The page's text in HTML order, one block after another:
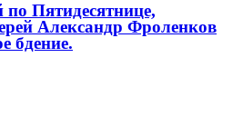
Пятидесятнице,
Александр Фроленков
бдение.